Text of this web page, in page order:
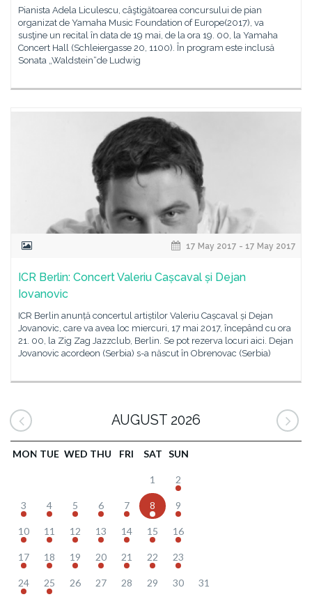
Pianista Adela Liculescu, câştigătoarea concursului de pian
organizat de Yamaha Music Foundation of Europe(2017), va
susţine un recital în data de 19 mai, de la ora 19. 00, la Yamaha
Concert Hall (Schleiergasse 20, 1100). În program este inclusă
Sonata „Waldstein“de Ludwig
17 May 2017 - 17 May 2017
ICR Berlin: Concert Valeriu Cașcaval și Dejan
Iovanovic
ICR Berlin anunță concertul artiștilor Valeriu Cașcaval și Dejan
Jovanovic, care va avea loc miercuri, 17 mai 2017, începând cu ora
21. 00, la Zig Zag Jazzclub, Berlin. Se pot rezerva locuri aici. Dejan
Jovanovic acordeon (Serbia) s-a născut în Obrenovac (Serbia)
AUGUST 2026
MON TUE WED THU FRI SAT SUN
1 2
3 4 5 6 7 8 9
10 11 12 13 14 15 16
17 18 19 20 21 22 23
24 25 26 27 28 29 30 31